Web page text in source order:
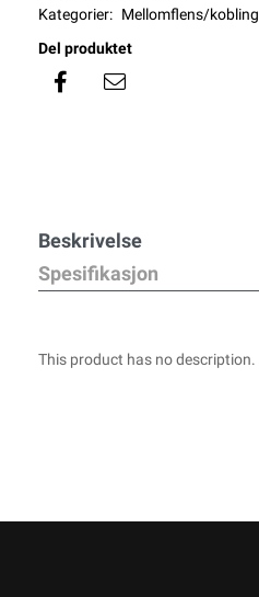
Kategorier: Mellomflens/kobling
Del produktet
Beskrivelse
Spesifikasjon
This product has no description.